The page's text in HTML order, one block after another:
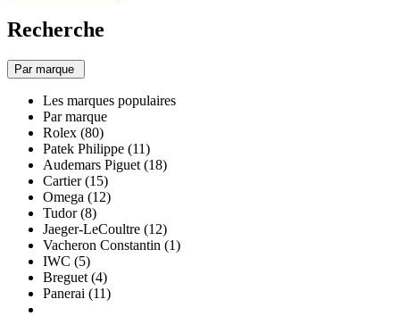
Recherche
Par marque
Les marques populaires
Par marque
Rolex (80)
Patek Philippe (11)
Audemars Piguet (18)
Cartier (15)
Omega (12)
Tudor (8)
Jaeger-LeCoultre (12)
Vacheron Constantin (1)
IWC (5)
Breguet (4)
Panerai (11)